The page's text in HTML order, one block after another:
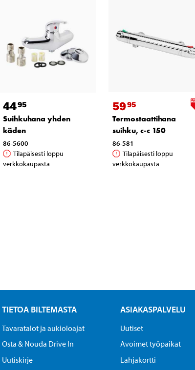
4495
Suihkuhana yhden
käden
86-5600
Tilapäisesti loppu
verkkokaupasta
5995
Termostaattihana
suihku, c-c 150
86-581
Tilapäisesti loppu
verkkokaupasta
TIETOA BILTEMASTA
Tavaratalot ja aukioloajat
Osta & Nouda Drive In
Uutiskirje
ASIAKASPALVELU
Uutiset
Avoimet työpaikat
Lahjakortti